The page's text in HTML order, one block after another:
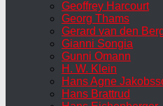
Geoffrey Harcourt
Georg Thams
Gerard van den
Gianni Songia
Gunni Omann
H. W. Klein
Hans Agne
Hans Brattrud